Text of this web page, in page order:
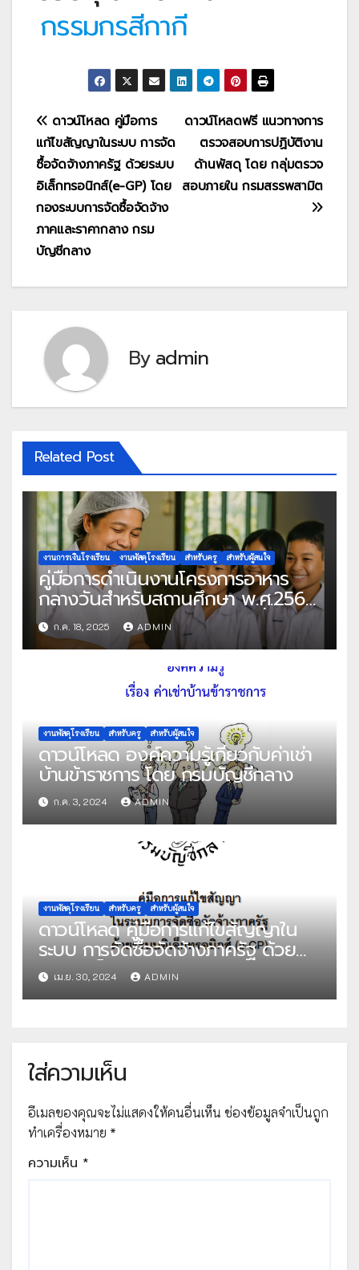
กรรมกรสีกากี
แนะแนว
เรื่อง
ดาวน์โหลดฟรี แนวทางการ
ตรวจสอบการปฏิบัติงาน
ด้านพัสดุ โดย กลุ่มตรวจ
สอบภายใน กรมสรรพสามิต
ดาวน์โหลด คู่มือการ
แก้ไขสัญญาในระบบ การจัด
ซื้อจัดจ้างภาครัฐ ด้วยระบบ
อิเล็กทรอนิกส์(e-GP) โดย
กองระบบการจัดซื้อจัดจ้าง
ภาคและราคากลาง กรม
บัญชีกลาง
Byadmin
Related Post
งานการเงินโรงเรียน งานพัสดุโรงเรียน สำหรับครู สำหรับผู้สนใจ
คู่มือการดำเนินงานโครงการอาหาร
กลางวันสำหรับสถานศึกษา พ.ศ.2568
แนวทางครบถ้วนสู่การจัดการที่มี
ประสิทธิภาพ
ก.ค. 18, 2025 ADMIN
งานพัสดุโรงเรียน สำหรับครู สำหรับผู้สนใจ
ดาวน์โหลด องค์ความรู้เกี่ยวกับค่าเช่า
บ้านข้าราชการ โดย กรมบัญชีกลาง
ก.ค. 3, 2024 ADMIN
งานพัสดุโรงเรียน สำหรับครู สำหรับผู้สนใจ
ดาวน์โหลด คู่มือการแก้ไขสัญญาใน
ระบบ การจัดซื้อจัดจ้างภาครัฐ ด้วย
ระบบอิเล็กทรอนิกส์(e-GP) โดย กอง
ระบบการจัดซื้อจัดจ้างภาคและราคา
เม.ย. 30, 2024 ADMIN
ใส่ความเห็น
อีเมลของคุณจะไม่แสดงให้คนอื่นเห็น ช่องข้อมูลจำเป็นถูก
ทำเครื่องหมาย *
ความเห็น *